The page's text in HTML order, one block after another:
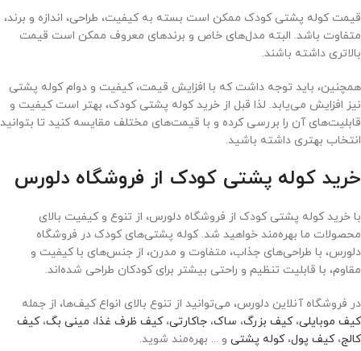
قیمت کوله پشتی کودک ممکن است بسته به کیفیت، طراحی، اندازه و برند،
متفاوت باشد. البته مدل‌های خاص و برندهای معروف ممکن است قیمت
بالاتری داشته باشند.
همچنین، باید توجه داشت که با افزایش قیمت، کیفیت و دوام کوله پشتی
نیز افزایش می‌یابد. لذا قبل از خرید کوله پشتی کودک، بهتر است کیفیت و
قابلیت‌های آن را بررسی کرده و با قیمت‌های مختلف مقایسه کنید تا بتوانید
انتخاب بهتری داشته باشید.
خرید کوله پشتی کودک از فروشگاه دلورس
با خرید کوله پشتی کودک از فروشگاه دلورس، از تنوع و کیفیت بالای
محصولات ما بهره‌مند خواهید شد. کوله پشتی‌های کودک در فروشگاه
دلورس، با طراحی‌های جذاب، متفاوت و مدرن، از جنس‌های با کیفیت و
مقاوم، با قابلیت تنظیم و راحتی بیشتر برای کودکان طراحی شده‌اند.
در فروشگاه آنلاین دلورس، می‌توانید از تنوع بالای انواع کیف‌ها، از جمله
کیف موبایلی،کیف بزرگ، ساک، جاکارتی،کیف ظرف غذا، مینی بگ،کیف
کالج،کیف پول،کوله پشتی و ... بهره‌مند شوید.